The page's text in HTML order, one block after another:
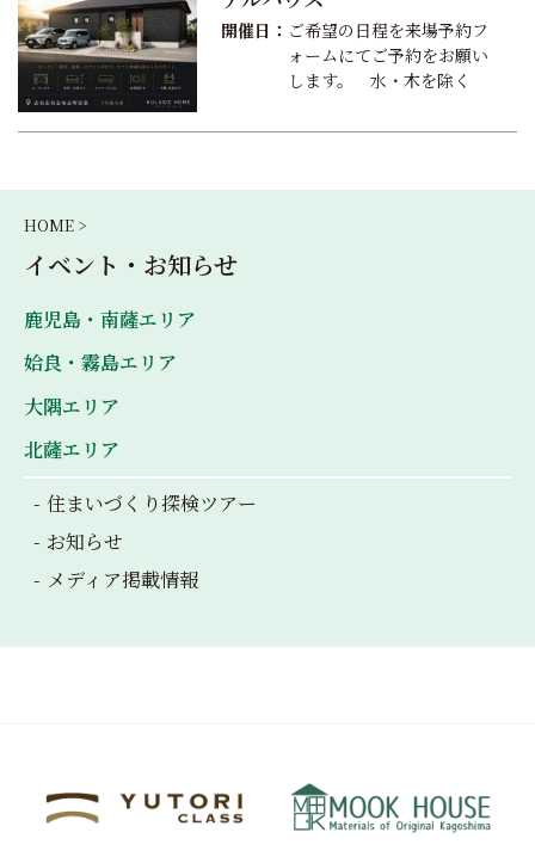
開催日： ご希望の日程を来場予約フ
ォームにてご予約をお願い
します。 水・木を除く
HOME >
イベント・お知らせ
鹿児島・南薩エリア
姶良・霧島エリア
大隅エリア
北薩エリア
住まいづくり探検ツアー
お知らせ
メディア掲載情報